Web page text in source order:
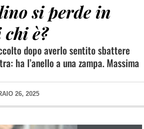
si perde in
è?
dopo averlo sentito sbattere
ha l’anello a una zampa. Massima
26, 2025